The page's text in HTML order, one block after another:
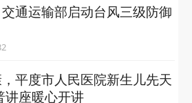
通运输部启动台风三级防御
平度市人民医院新生儿先天
讲座暖心开讲